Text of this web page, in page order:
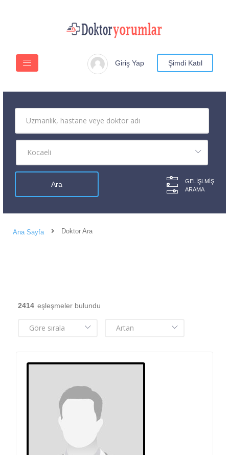
Giriş Yap Şimdi Katıl
GELIŞLMIŞ
ARAMA
Ana Sayfa Doktor Ara
2414 eşleşmeler bulundu